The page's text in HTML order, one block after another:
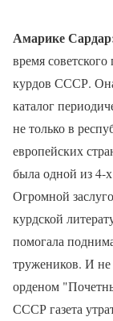
Амарике
время
курдов СССР.
каталог
не только в
европейских
была одной из 4-
Огромной
курдской
помогала
тружеников. И не
орденом
СССР газета